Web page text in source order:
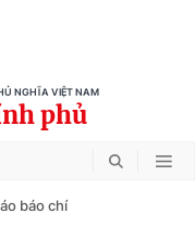
NGHĨA VIỆT NAM
phủ
báo chí